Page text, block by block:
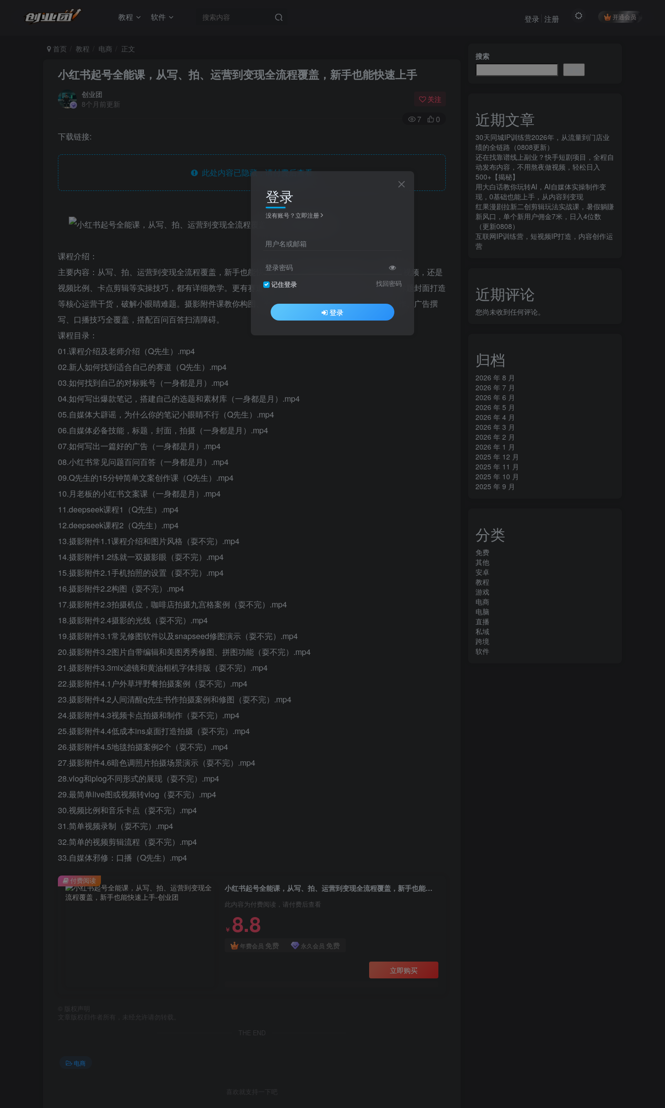
教程 软件 开通会员
登录 注册
首页 教程 电商 正文
小红书起号全能课，从写、拍、运营到变现全流程覆盖，新手也能快速上手
创业团
8个月前更新
关注
7 0
下载链接:
此处内容已隐藏，请付费后查看
课程介绍：
主要内容：从写、拍、运营到变现全流程覆盖，新手也能快速上手～不管是vlog/plog创作、live图转视频，还是
视频比例、卡点剪辑等实操技巧，都有详细教学。更有赛道定位、对标账号拆解、爆款笔记选题、标题封面打造
等核心运营干货，破解小眼睛难题。摄影附件课教你构图、光线、修图，手机也能拍大片；文案创作、广告撰
写、口播技巧全覆盖，搭配百问百答扫清障碍。
课程目录：
01.课程介绍及老师介绍（Q先生）.mp4
02.新人如何找到适合自己的赛道（Q先生）.mp4
03.如何找到自己的对标账号（一身都是月）.mp4
04.如何写出爆款笔记，搭建自己的选题和素材库（一身都是月）.mp4
05.自媒体大辟谣，为什么你的笔记小眼睛不行（Q先生）.mp4
06.自媒体必备技能，标题，封面，拍摄（一身都是月）.mp4
07.如何写出一篇好的广告（一身都是月）.mp4
08.小红书常见问题百问百答（一身都是月）.mp4
09.Q先生的15分钟简单文案创作课（Q先生）.mp4
10.月老板的小红书文案课（一身都是月）.mp4
11.deepseek课程1（Q先生）.mp4
12.deepseek课程2（Q先生）.mp4
13.摄影附件1.1课程介绍和图片风格（耍不完）.mp4
14.摄影附件1.2练就一双摄影眼（耍不完）.mp4
15.摄影附件2.1手机拍照的设置（耍不完）.mp4
16.摄影附件2.2构图（耍不完）.mp4
17.摄影附件2.3拍摄机位，咖啡店拍摄九宫格案例（耍不完）.mp4
18.摄影附件2.4摄影的光线（耍不完）.mp4
19.摄影附件3.1常见修图软件以及snapseed修图演示（耍不完）.mp4
20.摄影附件3.2图片自带编辑和美图秀秀修图、拼图功能（耍不完）.mp4
21.摄影附件3.3mix滤镜和黄油相机字体排版（耍不完）.mp4
22.摄影附件4.1户外草坪野餐拍摄案例（耍不完）.mp4
23.摄影附件4.2人间清醒q先生书作拍摄案例和修图（耍不完）.mp4
24.摄影附件4.3视频卡点拍摄和制作（耍不完）.mp4
25.摄影附件4.4低成本ins桌面打造拍摄（耍不完）.mp4
26.摄影附件4.5地毯拍摄案例2个（耍不完）.mp4
27.摄影附件4.6暗色调照片拍摄场景演示（耍不完）.mp4
28.vlog和plog不同形式的展现（耍不完）.mp4
29.最简单live图或视频转vlog（耍不完）.mp4
30.视频比例和音乐卡点（耍不完）.mp4
31.简单视频录制（耍不完）.mp4
32.简单的视频剪辑流程（耍不完）.mp4
33.自媒体邪修：口播（Q先生）.mp4
小红书起号全能课，从写、拍、运营到变现全流程覆盖，新手也能快速上手
此内容为付费阅读，请付费后查看
￥ 8.8
年费会员 免费 永久会员 免费
立即购买
付费阅读
版权声明
文章版权归作者所有，未经允许请勿转载。
THE END
电商
喜欢就支持一下吧
搜索
近期文章
30天同城IP训练营2026年，从流量到门店业
绩的全链路（0808更新）
还在找靠谱线上副业？快手短剧项目，全程自
动发布内容，不用熬夜做视频，轻松日入
500+【揭秘】
用大白话教你玩转AI，AI自媒体实操制作变
现，0基础也能上手，从内容到变现
红果漫剧拉新二创剪辑玩法实战课，暑假躺賺
新风口，单个新用户佣金7米，日入4位数
（更新0808）
互联网IP训练营，短视频IP打造，内容创作运
营
近期评论
您尚未收到任何评论。
归档
2026 年 8 月
2026 年 7 月
2026 年 6 月
2026 年 5 月
2026 年 4 月
2026 年 3 月
2026 年 2 月
2026 年 1 月
2025 年 12 月
2025 年 11 月
2025 年 10 月
2025 年 9 月
分类
免费
其他
安卓
教程
游戏
电商
电脑
直播
私域
跨境
软件
登录
没有账号？立即注册
用户名或邮箱
登录密码
记住登录 找回密码
登录